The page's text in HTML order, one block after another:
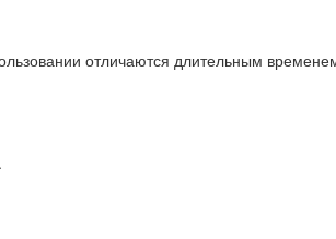
отличаются длительным